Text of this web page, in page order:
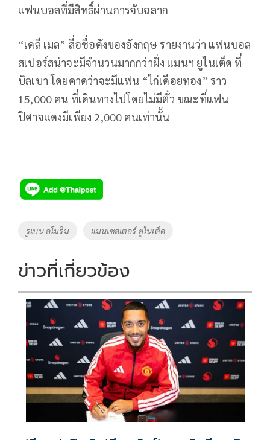
แฟนบอลที่มีสิทธิ์ผ่านการจับฉลาก
“เดลี เมล” สื่อชื่อดังของอังกฤษ รายงานว่า แฟนบอล
สเปอร์สน่าจะมีจำนวนมากกว่าฝั่ง แมนฯ ยูไนเต็ด ที่
บิลเบา โดยคาดว่าจะมีแฟน “ไก่เดือยทอง” ราว
15,000 คน ที่เดินทางไปโดยไม่มีตั๋ว ขณะที่แฟน
ปิศาจแดงมีเพียง 2,000 คนเท่านั้น
Tags
รูเบน อโมริม แมนเชสเตอร์ ยูไนเต็ด
ข่าวที่เกี่ยวข้อง